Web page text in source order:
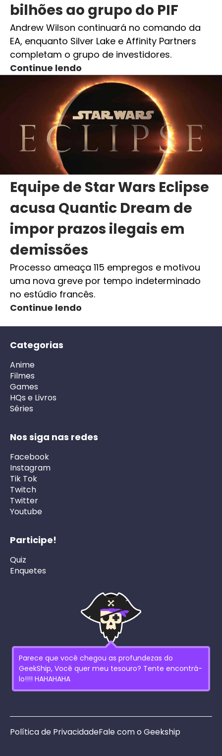
bilhões ao grupo do PIF
Andrew Wilson continuará no comando da
EA, enquanto Silver Lake e Affinity Partners
completam o grupo de investidores.
Continue lendo
Equipe de Star Wars Eclipse
acusa Quantic Dream de
impor prazos ilegais em
demissões
Processo ameaça 115 empregos e motivou
uma nova greve por tempo indeterminado
no estúdio francês.
Continue lendo
Categorias
Anime
Filmes
Games
HQs e Livros
Séries
Nos siga nas redes
Facebook
Instagram
Tik Tok
Twitch
Twitter
Youtube
Participe!
Quiz
Enquetes
Parece que você chegou as profundezas do
GeekShip, Você quer meu tesouro? Tente encontrá-
lo!!!! HAHAHAHA
Política de PrivacidadeFale com o Geekship